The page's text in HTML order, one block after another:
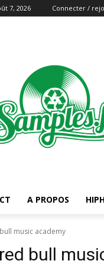
7, 2026 Connecter /
A PROPOS
music academy
red bull